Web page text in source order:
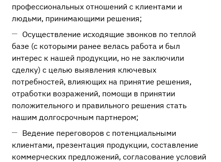
профессиональных отношений с клиентами и
людьми, принимающими решения;
Осуществление исходящие звонков по теплой
базе (с которыми ранее велась работа и был
интерес к нашей продукции, но не заключили
сделку) с целью выявления ключевых
потребностей, влияющих на принятие решения,
отработки возражений, помощи в принятии
положительного и правильного решения стать
нашим долгосрочным партнером;
Ведение переговоров с потенциальными
клиентами, презентация продукции, составление
коммерческих предложений, согласование условий